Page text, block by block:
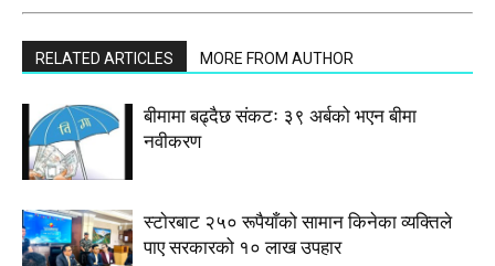
RELATED ARTICLES MORE FROM AUTHOR
बीमामा बढ्दैछ संकटः ३९ अर्बको भएन बीमा
नवीकरण
स्टाेरबाट २५० रूपैयाँको सामान किनेका व्यक्तिले
पाए सरकारको १० लाख उपहार